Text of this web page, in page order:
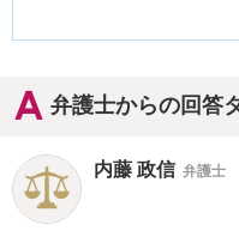
弁護士からの回答
内藤 政信 弁護士